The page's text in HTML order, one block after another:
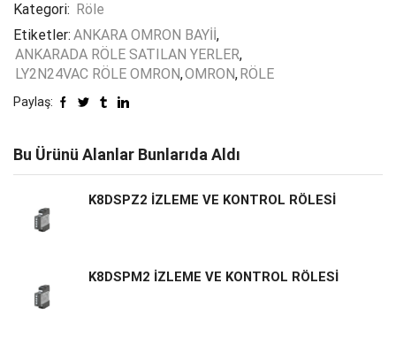
Kategori: Röle
Etiketler: ANKARA OMRON BAYİİ,
ANKARADA RÖLE SATILAN YERLER,
LY2N24VAC RÖLE OMRON,OMRON, RÖLE
Paylaş:
Bu Ürünü Alanlar Bunlarıda Aldı
K8DSPZ2 İZLEME VE KONTROL RÖLESİ
K8DSPM2 İZLEME VE KONTROL RÖLESİ